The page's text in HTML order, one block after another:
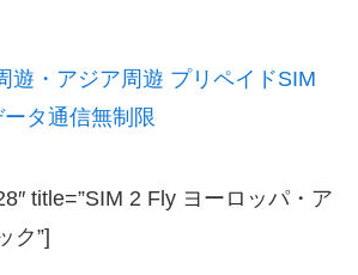
遊・アジア周遊 プリペイドSIM
タ通信無制限
title=”SIM 2 Fly ヨーロッパ・ア
ク”]